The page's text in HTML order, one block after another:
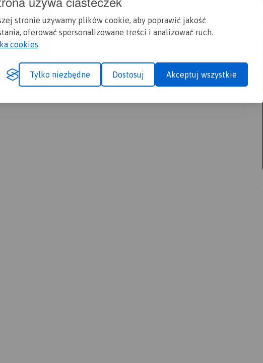
stronie używamy plików cookie, aby poprawić jakość
oferować spersonalizowane treści i analizować ruch.
cookies
Tylko niezbędne Dostosuj Akceptuj wszystkie